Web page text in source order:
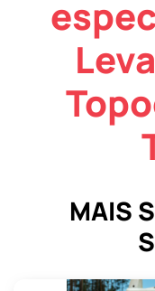
MAIS